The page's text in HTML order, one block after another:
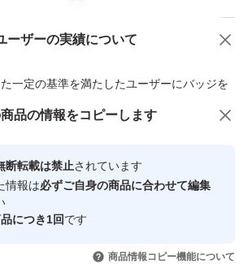
ーザーの実績について
一定の基準を満たしたユーザーにバッジを
心・安全なユーザーです
引を完了させた実績があります
談 商品への質問
品の情報をコピーします
断転載は禁止されています
情報は必ずご自身の商品に合わせて編集
につき1回です
商品情報コピー機能について
人にオススメ